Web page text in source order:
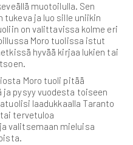
muotoilulla. Sen
ja luo sille uniikin
on valittavissa kolme eri
Moro tuolissa istut
hyvää kirjaa lukien tai
Moro tuoli pitää
pysyy vuodesta toiseen
laadukkaalla Taranto
tervetuloa
valitsemaan mieluisa